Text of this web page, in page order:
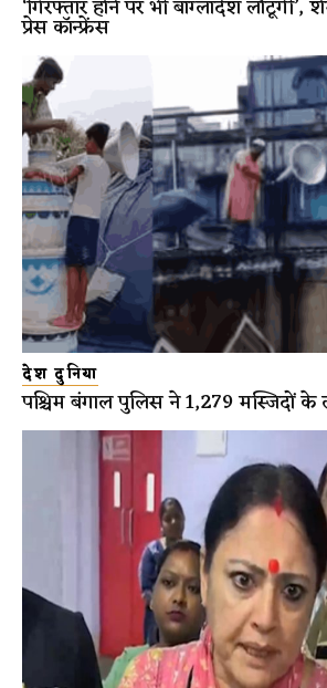
‘गिरफ्तार होने पर भी बांग्लादेश
प्रेस कॉन्फ्रेंस
देश दुनिया
पश्चिम बंगाल पुलिस ने 1,279 मस्जिदों के